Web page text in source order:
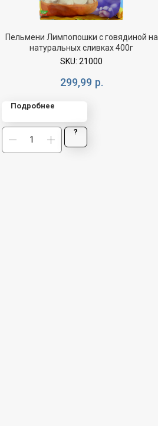
Пельмени Лимпопошки с говядиной на
натуральных сливках 400г
SKU: 21000
299,99 р.
Подробнее
?